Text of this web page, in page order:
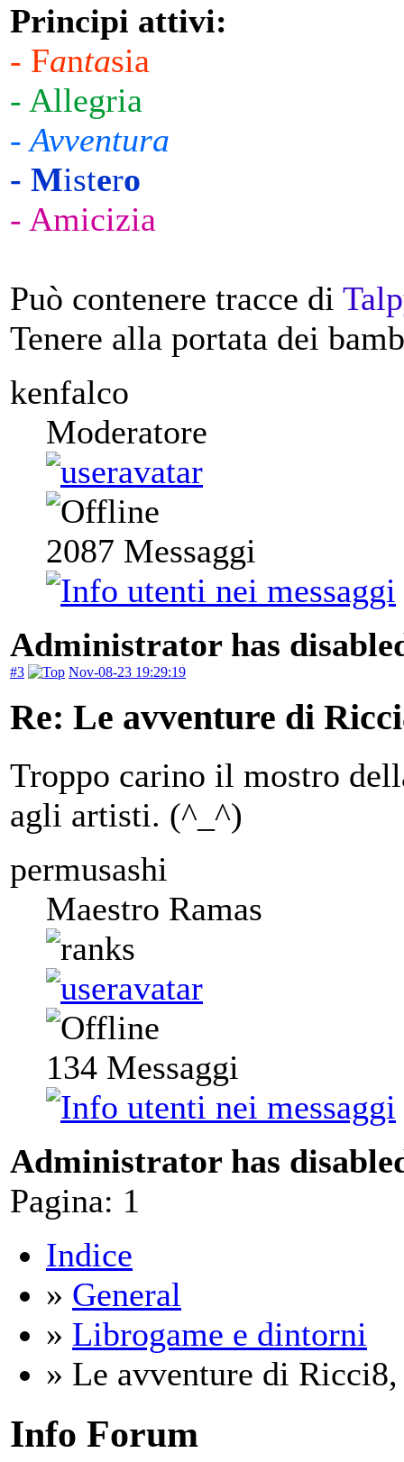
Principi attivi:
- Fantasia
- Allegria
- Avventura
- Mistero
- Amicizia
Può contenere tracce di
Tenere alla portata dei
kenfalco
Moderatore
2087 Messaggi
Administrator has
#3 Nov-08-23 19:29:19
Re: Le avventure di
Troppo carino il mostro
agli artisti. (^_^)
permusashi
Maestro Ramas
134 Messaggi
Administrator has
Pagina: 1
Indice
» General
» Librogame e dintorni
» Le avventure di
Info Forum